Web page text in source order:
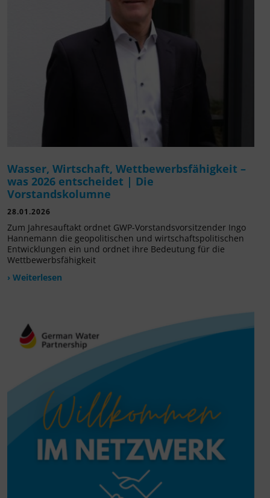
Wasser, Wirtschaft, Wettbewerbsfähigkeit –
was 2026 entscheidet | Die
Vorstandskolumne
28.01.2026
Zum Jahresauftakt ordnet GWP-Vorstandsvorsitzender Ingo
Hannemann die geopolitischen und wirtschaftspolitischen
Entwicklungen ein und ordnet ihre Bedeutung für die
Wettbewerbsfähigkeit
› Weiterlesen